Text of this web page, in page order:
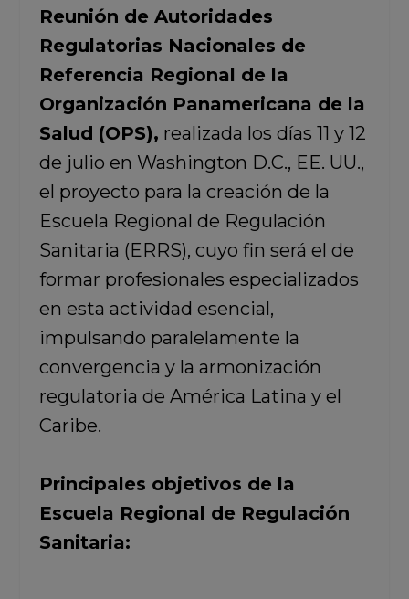
Reunión de Autoridades
Regulatorias Nacionales de
Referencia Regional de la
Organización Panamericana de la
Salud (OPS), realizada los días 11 y 12
de julio en Washington D.C., EE. UU.,
el proyecto para la creación de la
Escuela Regional de Regulación
Sanitaria (ERRS), cuyo fin será el de
formar profesionales especializados
en esta actividad esencial,
impulsando paralelamente la
convergencia y la armonización
regulatoria de América Latina y el
Caribe.
Principales objetivos de la
Escuela Regional de Regulación
Sanitaria: